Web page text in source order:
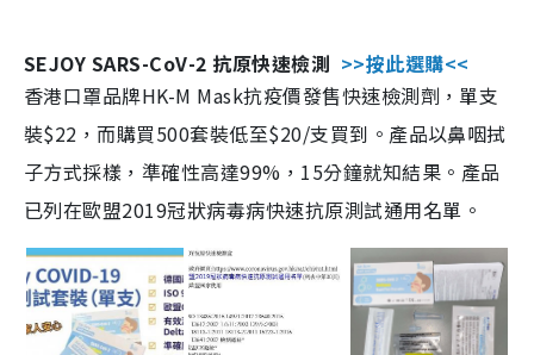
SEJOY SARS-CoV-2 抗原快速檢測 >>按此選購<<
香港口罩品牌HK-M Mask抗疫價發售快速檢測劑，單支
裝$22，而購買500套裝低至$20/支買到。產品以鼻咽拭
子方式採樣，準確性高達99%，15分鐘就知結果。產品
已列在歐盟2019冠狀病毒病快速抗原測試通用名單。